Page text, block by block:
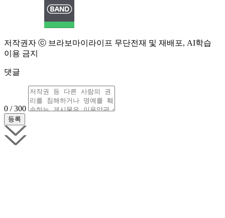
저작권자 ⓒ 브라보마이라이프 무단전재 및 재배포, AI학습
이용 금지
댓글
0 / 300